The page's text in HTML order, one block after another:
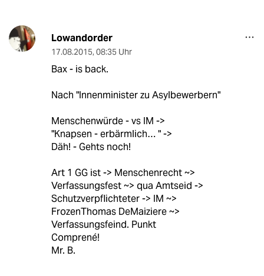
Lowandorder
17.08.2015, 08:35 Uhr
Bax - is back.
Nach "Innenminister zu Asylbewerbern"
Menschenwürde - vs IM ->
"Knapsen - erbärmlich… " ->
Däh! - Gehts noch!
Art 1 GG ist -> Menschenrecht ~>
Verfassungsfest ~> qua Amtseid ->
Schutzverpflichteter -> IM ~>
FrozenThomas DeMaiziere ~>
Verfassungsfeind. Punkt
Comprené!
Mr. B.